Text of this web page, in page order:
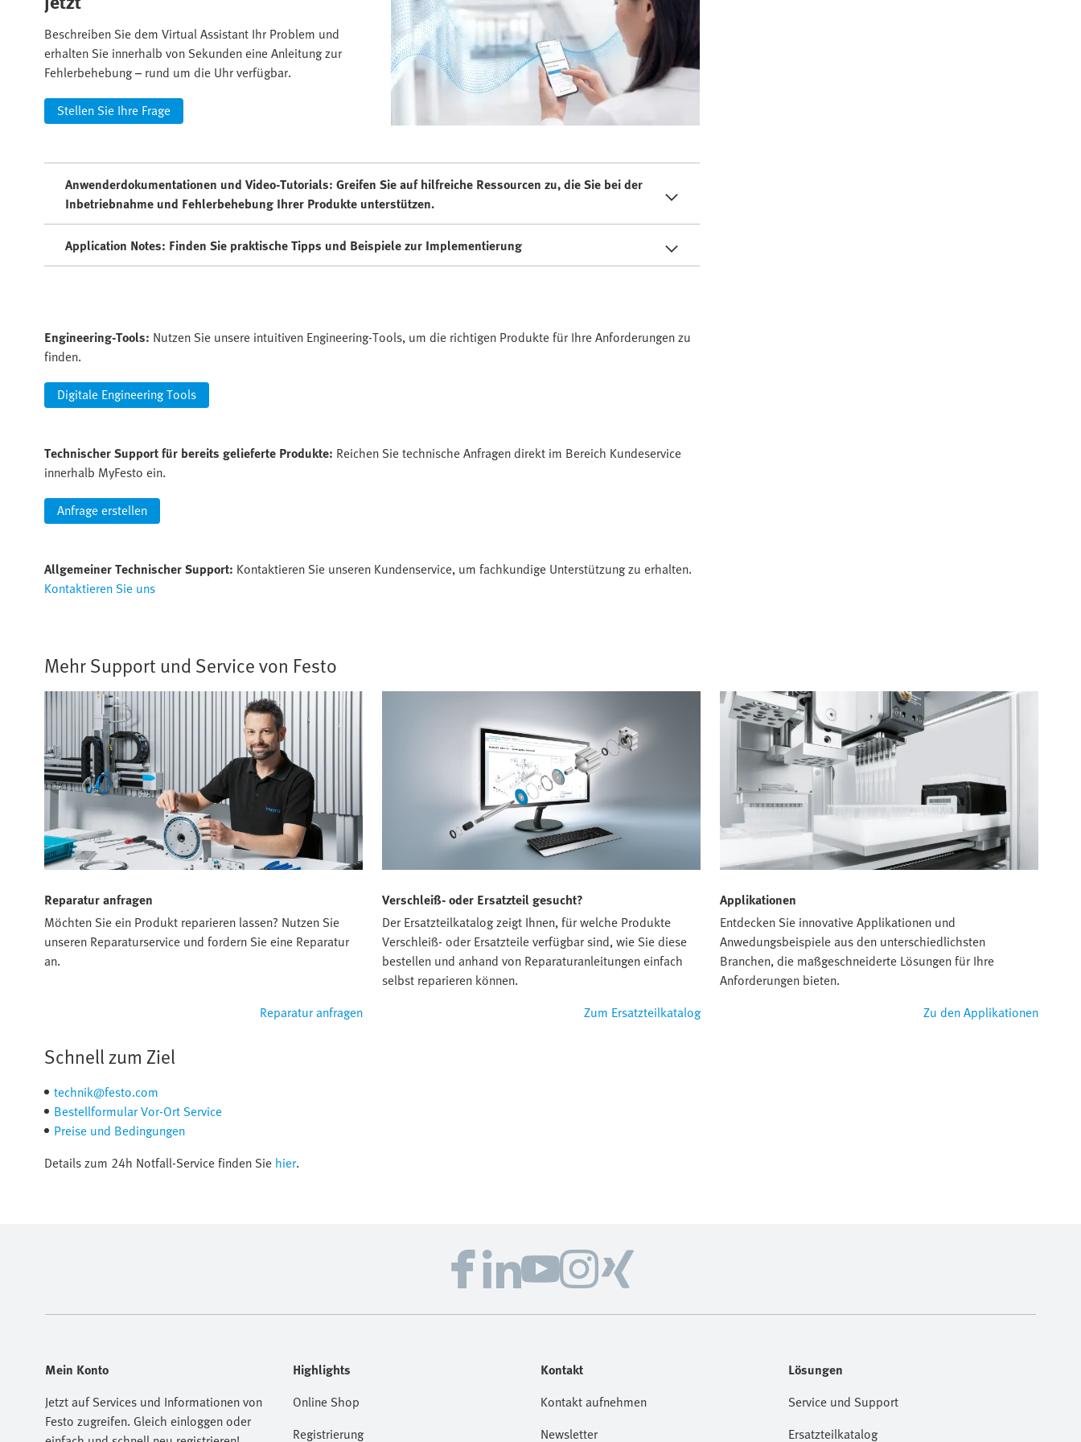
Beschreiben Sie dem Virtual Assistant Ihr Problem und
erhalten Sie innerhalb von Sekunden eine Anleitung zur
Fehlerbehebung – rund um die Uhr verfügbar.
Stellen Sie Ihre Frage
Anwenderdokumentationen und Video-Tutorials: Greifen Sie auf hilfreiche Ressourcen zu, die Sie bei der
Inbetriebnahme und Fehlerbehebung Ihrer Produkte unterstützen.
Application Notes: Finden Sie praktische Tipps und Beispiele zur Implementierung
Engineering-Tools: Nutzen Sie unsere intuitiven Engineering-Tools, um die richtigen Produkte für Ihre Anforderungen zu
finden.
Digitale Engineering Tools
Technischer Support für bereits gelieferte Produkte: Reichen Sie technische Anfragen direkt im Bereich Kundeservice
innerhalb MyFesto ein.
Anfrage erstellen
Allgemeiner Technischer Support: Kontaktieren Sie unseren Kundenservice, um fachkundige Unterstützung zu erhalten.
Kontaktieren Sie uns
Mehr Support und Service von Festo
Reparatur anfragen
Möchten Sie ein Produkt reparieren lassen? Nutzen Sie
unseren Reparaturservice und fordern Sie eine Reparatur
an.
Reparatur anfragen
Verschleiß- oder Ersatzteil gesucht?
Der Ersatzteilkatalog zeigt Ihnen, für welche Produkte
Verschleiß- oder Ersatzteile verfügbar sind, wie Sie diese
bestellen und anhand von Reparaturanleitungen einfach
selbst reparieren können.
Zum Ersatzteilkatalog
Applikationen
Entdecken Sie innovative Applikationen und
Anwedungsbeispiele aus den unterschiedlichsten
Branchen, die maßgeschneiderte Lösungen für Ihre
Anforderungen bieten.
Zu den Applikationen
Schnell zum Ziel
technik@festo.com
Bestellformular Vor-Ort Service
Preise und Bedingungen
Details zum 24h Notfall-Service finden Sie hier.
Mein Konto
Jetzt auf Services und Informationen von
Festo zugreifen. Gleich einloggen oder
Highlights
Online Shop
Registrierung
Kontakt
Kontakt aufnehmen
Newsletter
Lösungen
Service und Support
Ersatzteilkatalog